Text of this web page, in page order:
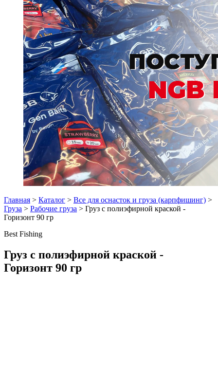
Главная > Каталог > Все для оснасток и груза (карпфишинг) >
Груза > Рабочие груза > Груз с полиэфирной краской -
Горизонт 90 гр
Best Fishing
Груз с полиэфирной краской -
Горизонт 90 гр